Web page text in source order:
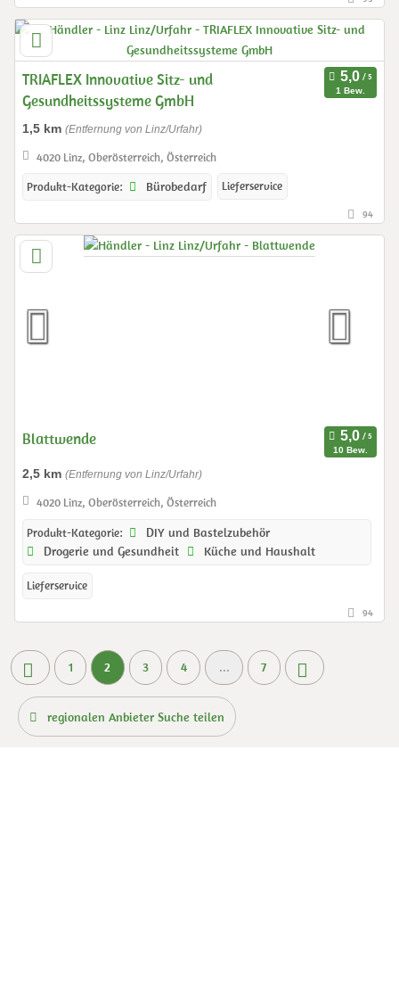
TRIAFLEX Innovative Sitz- und
Gesundheitssysteme GmbH
1 Bew.
1,5 km (Entfernung von Linz/Urfahr)
4020 Linz, Oberösterreich, Österreich
Produkt-Kategorie:
Bürobedarf Lieferservice
94
Blattwende
10 Bew.
2,5 km (Entfernung von Linz/Urfahr)
4020 Linz, Oberösterreich, Österreich
Produkt-Kategorie:
DIY und Bastelzubehör
Drogerie und Gesundheit
Küche und Haushalt
Lieferservice
94
1 2 3 4 ... 7
regionalen Anbieter Suche teilen